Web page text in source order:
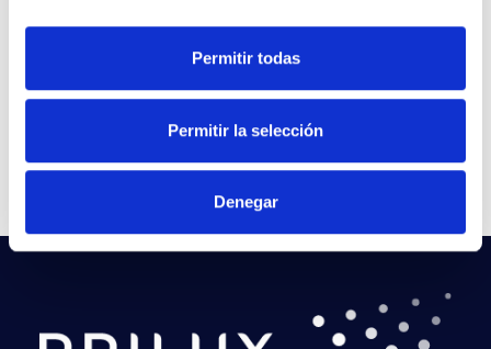
Permitir todas
Permitir la selección
Denegar